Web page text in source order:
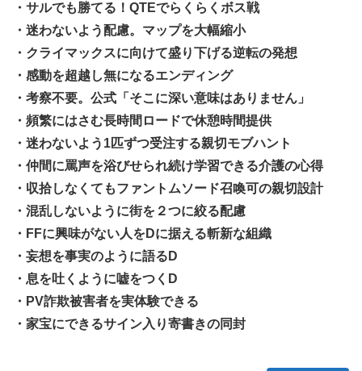
・サルでも勝てる！QTEでらくらくボス戦
・迷わないよう配慮。マップを大幅縮小
・クライマックスに向けて盛り下げる逆転の発想
・感動を超越し無になるエンディング
・考察不要。公式「そこに深い意味はありません」
・頻繁にはさむ長時間ロードで休憩時間提供
・迷わないよう1匹ずつ受注する親切モブハント
・仲間に罵声を浴びせられ続け学習できる介護の心得
・収拾しなくてもファントムソード召喚可の親切設計
・混乱しないように街を２つに絞る配慮
・FFに興味がない人をDに据える斬新な組織
・妄想を事実のように語るD
・息を吐くように嘘をつくD
・PV詐欺被害者を実体験できる
・家宝にできるサイン入り寄書きの同封